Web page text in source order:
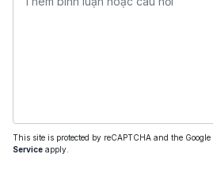
This site is protected by reCAPTCHA and the Google
Service apply.